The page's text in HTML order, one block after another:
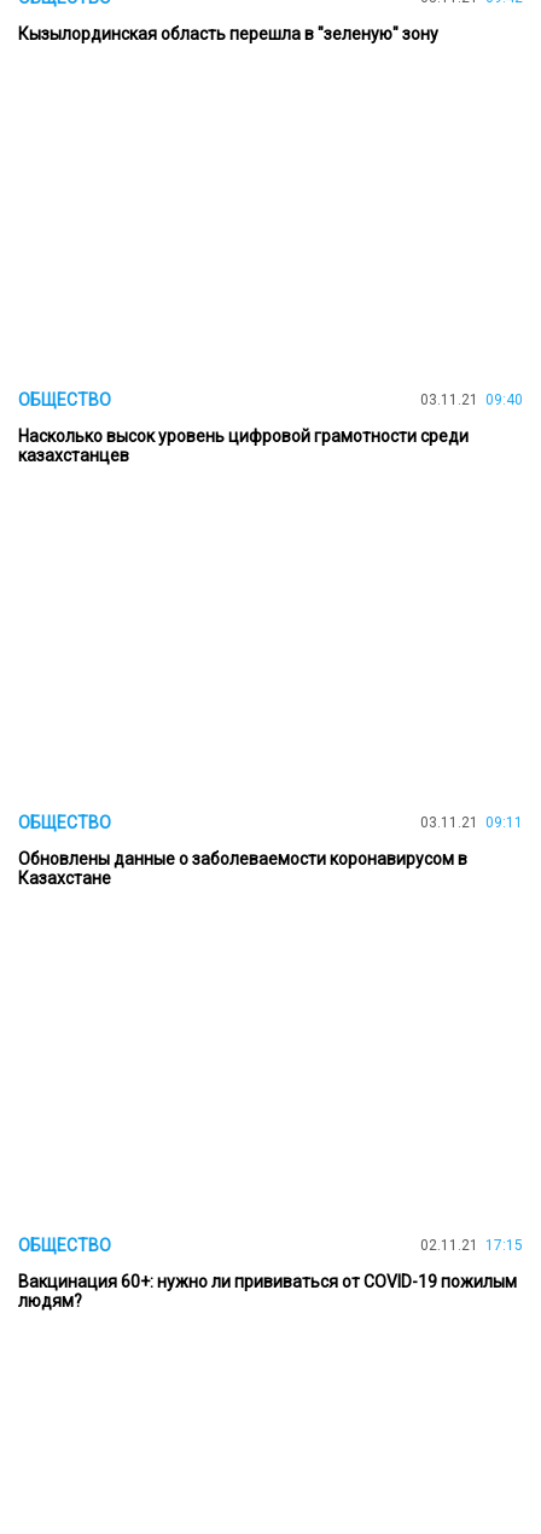
Кызылординская область перешла в "зеленую" зону
ОБЩЕСТВО 03.11.21 09:40
Насколько высок уровень цифровой грамотности среди
казахстанцев
ОБЩЕСТВО 03.11.21 09:11
Обновлены данные о заболеваемости коронавирусом в
Казахстане
ОБЩЕСТВО 02.11.21 17:15
Вакцинация 60+: нужно ли прививаться от COVID-19 пожилым
людям?